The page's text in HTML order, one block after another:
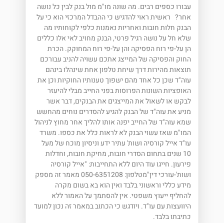
עבורו כספים רבים. מה שונה מו"מ מול בנק לבין כל נושה
אחר? ראשית ראוי להדגיש כי ההבדל המרכזי הוא כי על
הבנק חלות חובות ואחריות נאמנות כלפי לקוחותיו מה
שלא חל על נושה רגיל פרטי, הבנק מחויב לאי אלו כללים
הן על-פי רוח הפסיקה והן על-פי רוח המחוקק. הכרת
החוק והפסיקה של המייצג אתכם עשויה להניב עבורכם
תוצאות מהירות דרך שיחת טלפון אחת שינהלו בינהם
עוה"ד שכן כל אחד מהם ישפוך טענותיו החוקיות וכן את
האופציות השונות הפרוסות בפני החייב מבלי להיעזר
לבקש או לשאול את המייצגים את הבנקים, דבר אשר
מניע את עוה"ד של הבנק להגיע להסדרים נוחים מהחשש
שמא עוה"ד של החייב יפנה אותו להליך אחר מחוץ לניהול
המו"מ שאז עשוי הבנק לא לראות כלל את כספו. משרד
עו"ד אייל קורסיה ושות' עתיר ידע וניסיון מוכח של מעל
10 שנים בתחום הסדרי חובות, מחיקת חובות, וחדלות
פירעון. חייגו עוד היום ללא התחייבות: "אייל קורסיה
ושות'-עורכי דין"מטלפון: 050-6351208 מאמר זה מספק
מידע כללי וראשוני בלבד ואין הוא בא בשום מקרה
להחליף ייעוץ משפטי. אין להסתמך על האמור ללא
היוועצות עם עו"ד. ויודגש כי הכתוב במאמר זה נכון למועד
כתיבתו בלבד.